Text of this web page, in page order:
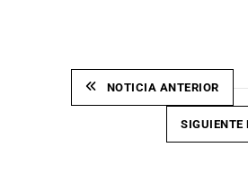
NOTICIA ANTERIOR
SIGUIENTE